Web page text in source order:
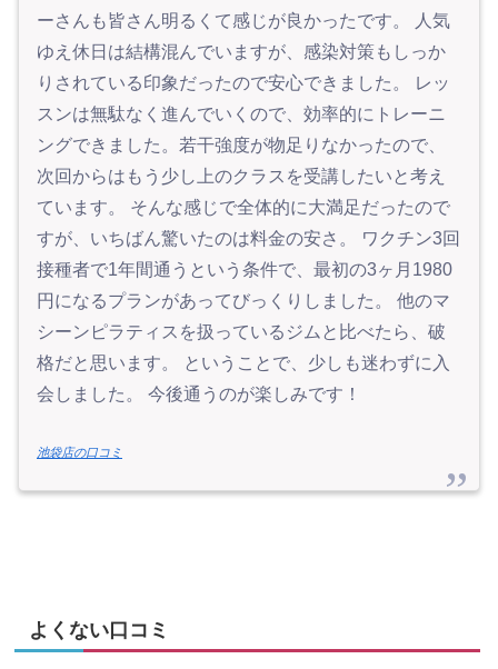
ーさんも皆さん明るくて感じが良かったです。 人気
ゆえ休日は結構混んでいますが、感染対策もしっか
りされている印象だったので安心できました。 レッ
スンは無駄なく進んでいくので、効率的にトレーニ
ングできました。若干強度が物足りなかったので、
次回からはもう少し上のクラスを受講したいと考え
ています。 そんな感じで全体的に大満足だったので
すが、いちばん驚いたのは料金の安さ。 ワクチン3回
接種者で1年間通うという条件で、最初の3ヶ月1980
円になるプランがあってびっくりしました。 他のマ
シーンピラティスを扱っているジムと比べたら、破
格だと思います。 ということで、少しも迷わずに入
会しました。 今後通うのが楽しみです！
池袋店の口コミ
よくない口コミ